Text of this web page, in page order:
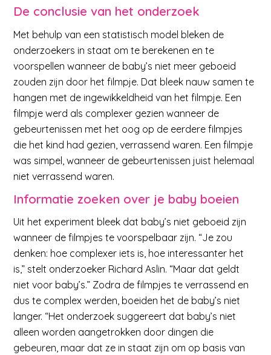
De conclusie van het onderzoek
Met behulp van een statistisch model bleken de
onderzoekers in staat om te berekenen en te
voorspellen wanneer de baby’s niet meer geboeid
zouden zijn door het filmpje. Dat bleek nauw samen te
hangen met de ingewikkeldheid van het filmpje. Een
filmpje werd als complexer gezien wanneer de
gebeurtenissen met het oog op de eerdere filmpjes
die het kind had gezien, verrassend waren. Een filmpje
was simpel, wanneer de gebeurtenissen juist helemaal
niet verrassend waren.
Informatie zoeken over je baby boeien
Uit het experiment bleek dat baby’s niet geboeid zijn
wanneer de filmpjes te voorspelbaar zijn. “Je zou
denken: hoe complexer iets is, hoe interessanter het
is,” stelt onderzoeker Richard Aslin. “Maar dat geldt
niet voor baby’s.” Zodra de filmpjes te verrassend en
dus te complex werden, boeiden het de baby’s niet
langer. “Het onderzoek suggereert dat baby’s niet
alleen worden aangetrokken door dingen die
gebeuren, maar dat ze in staat zijn om op basis van